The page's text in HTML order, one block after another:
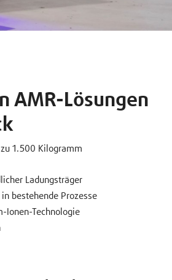
AMR-Lösungen
1.500 Kilogramm
Ladungsträger
bestehende Prozesse
Ionen-Technologie